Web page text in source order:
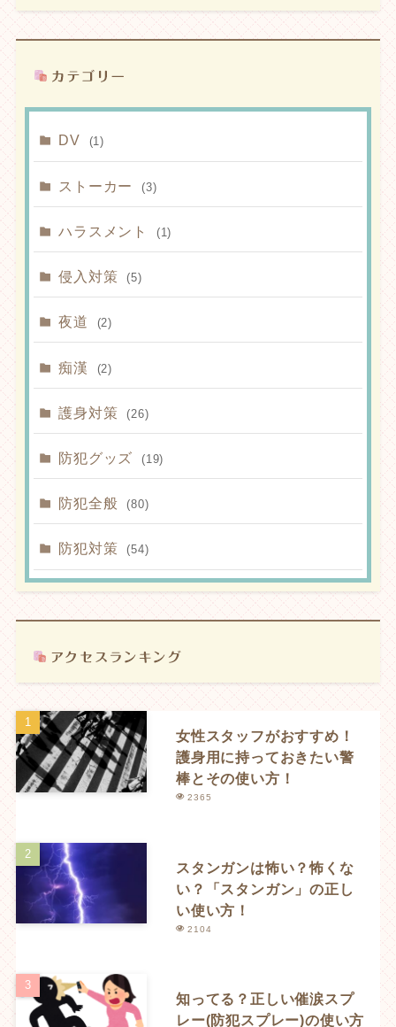
DV (1)
ストーカー (3)
ハラスメント (1)
侵入対策 (5)
夜道 (2)
痴漢 (2)
護身対策 (26)
防犯グッズ (19)
防犯全般 (80)
防犯対策 (54)
女性スタッフがおすすめ！
護身用に持っておきたい警
棒とその使い方！
2365
スタンガンは怖い？怖くな
い？「スタンガン」の正し
い使い方！
2104
知ってる？正しい催涙スプ
レー(防犯スプレー)の使い方